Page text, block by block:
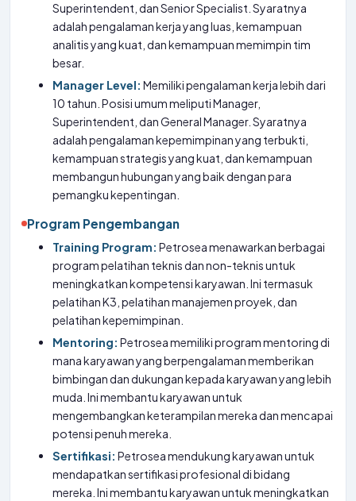
Superintendent, dan Senior Specialist. Syaratnya
adalah pengalaman kerja yang luas, kemampuan
analitis yang kuat, dan kemampuan memimpin tim
besar.
Manager Level: Memiliki pengalaman kerja lebih dari
10 tahun. Posisi umum meliputi Manager,
Superintendent, dan General Manager. Syaratnya
adalah pengalaman kepemimpinan yang terbukti,
kemampuan strategis yang kuat, dan kemampuan
membangun hubungan yang baik dengan para
pemangku kepentingan.
Program Pengembangan
Training Program: Petrosea menawarkan berbagai
program pelatihan teknis dan non-teknis untuk
meningkatkan kompetensi karyawan. Ini termasuk
pelatihan K3, pelatihan manajemen proyek, dan
pelatihan kepemimpinan.
Mentoring: Petrosea memiliki program mentoring di
mana karyawan yang berpengalaman memberikan
bimbingan dan dukungan kepada karyawan yang lebih
muda. Ini membantu karyawan untuk
mengembangkan keterampilan mereka dan mencapai
potensi penuh mereka.
Sertifikasi: Petrosea mendukung karyawan untuk
mendapatkan sertifikasi profesional di bidang
mereka. Ini membantu karyawan untuk meningkatkan